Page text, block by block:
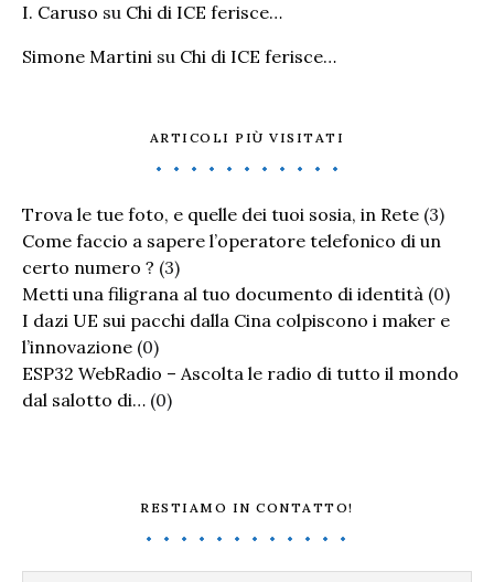
I. Caruso su Chi di ICE ferisce…
Simone Martini su Chi di ICE ferisce…
ARTICOLI PIÙ VISITATI
Trova le tue foto, e quelle dei tuoi sosia, in Rete (3)
Come faccio a sapere l’operatore telefonico di un
certo numero ? (3)
Metti una filigrana al tuo documento di identità (0)
I dazi UE sui pacchi dalla Cina colpiscono i maker e
l’innovazione (0)
ESP32 WebRadio – Ascolta le radio di tutto il mondo
dal salotto di… (0)
RESTIAMO IN CONTATTO!